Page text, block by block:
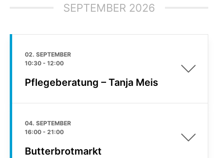
SEPTEMBER 2026
02. SEPTEMBER
10:30 - 12:00
Pflegeberatung – Tanja Meis
04. SEPTEMBER
16:00 - 21:00
Butterbrotmarkt